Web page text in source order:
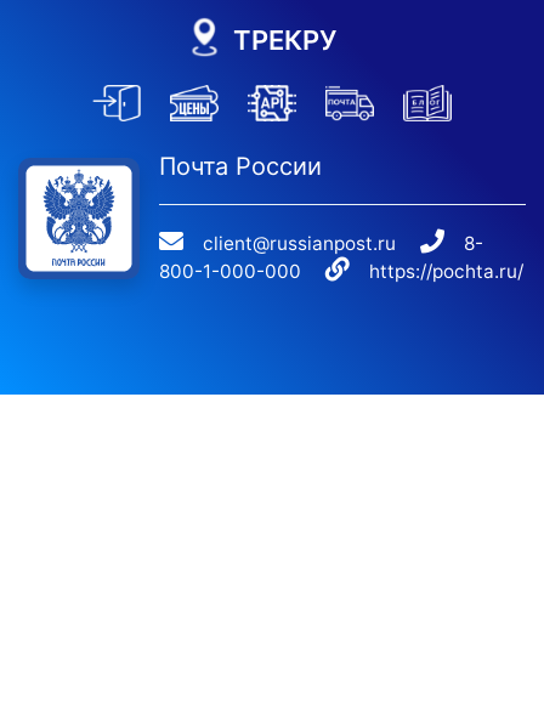
ТРЕКРУ
Почта России
client@russianpost.ru
8-
800-1-000-000
https://pochta.ru/